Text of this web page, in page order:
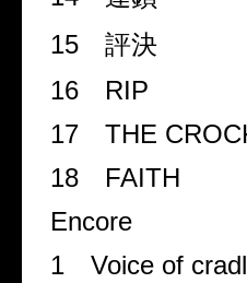
15 評決
16
RIP
17
THE
18
FAITH
Encore
1
Voice of